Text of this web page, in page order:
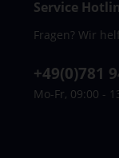
Service
Fragen? Wir
+49(0)781
Mo-Fr, 09:00 -